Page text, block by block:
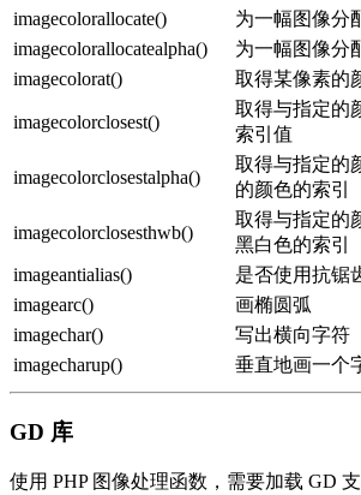
imagecolorallocate()
为一幅图像分
imagecolorallocatealpha()
为一幅图像分
imagecolorat()
取得某像素的
imagecolorclosest()
取得与指定的
索引值
imagecolorclosestalpha()
取得与指定的
的颜色的索引
imagecolorclosesthwb()
取得与指定的
黑白色的索引
imageantialias()
是否使用抗锯
imagearc()
画椭圆弧
imagechar()
写出横向字符
imagecharup()
垂直地画一个
GD 库
使用 PHP 图像处理函数，需要加载 GD